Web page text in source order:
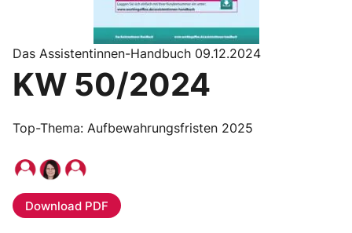
Das Assistentinnen-Handbuch 09.12.2024
KW 50/2024
Top-Thema: Aufbewahrungsfristen 2025
Download PDF